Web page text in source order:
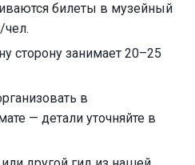
билеты в музейный
сторону занимает 20–25
в
— детали уточняйте в